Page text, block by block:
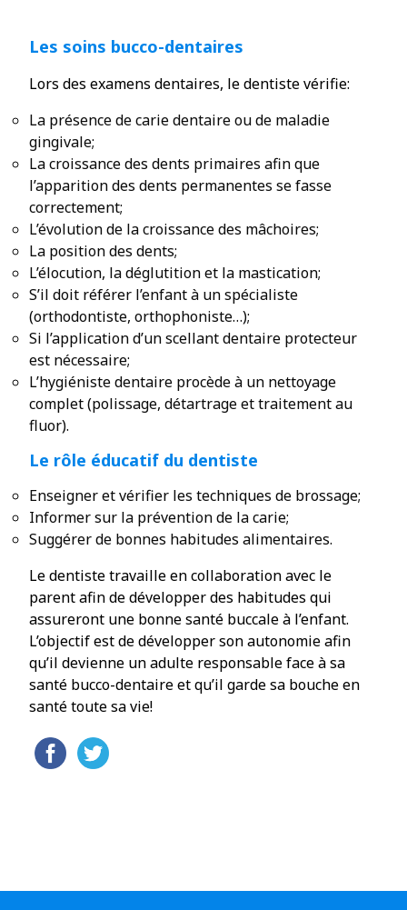
Les soins bucco-dentaires
Lors des examens dentaires, le dentiste vérifie:
La présence de carie dentaire ou de maladie
gingivale;
La croissance des dents primaires afin que
l’apparition des dents permanentes se fasse
correctement;
L’évolution de la croissance des mâchoires;
La position des dents;
L’élocution, la déglutition et la mastication;
S’il doit référer l’enfant à un spécialiste
(orthodontiste, orthophoniste…);
Si l’application d’un scellant dentaire protecteur
est nécessaire;
L’hygiéniste dentaire procède à un nettoyage
complet (polissage, détartrage et traitement au
fluor).
Le rôle éducatif du dentiste
Enseigner et vérifier les techniques de brossage;
Informer sur la prévention de la carie;
Suggérer de bonnes habitudes alimentaires.
Le dentiste travaille en collaboration avec le
parent afin de développer des habitudes qui
assureront une bonne santé buccale à l’enfant.
L’objectif est de développer son autonomie afin
qu’il devienne un adulte responsable face à sa
santé bucco-dentaire et qu’il garde sa bouche en
santé toute sa vie!